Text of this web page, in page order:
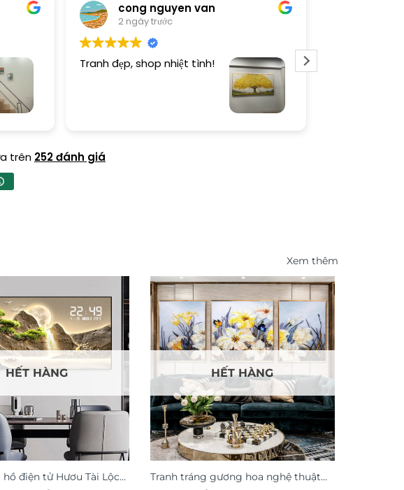
cong nguyen van
2 ngày trước
Tranh đẹp, shop nhiệt tình!
trên 252 đánh giá
Xem thêm
HẾT HÀNG
hồ điện tử Hươu Tài Lộc
HẾT HÀNG
Tranh tráng gương hoa nghệ thuật